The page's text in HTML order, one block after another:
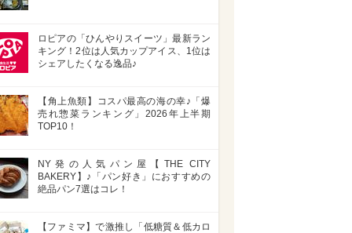
ロピアの「ひんやりスイーツ」最新ラン
キング！2位は人気カップアイス、1位は
シェアしたくなる逸品♪
【角上魚類】コスパ最高の海の幸♪「爆
売れ惣菜ランキング」2026年上半期
TOP10！
NY発の人気パン屋【THE CITY
BAKERY】♪「パン好き」におすすめの
絶品パン7選はコレ！
【ファミマ】で激推し「低糖質＆低カロ